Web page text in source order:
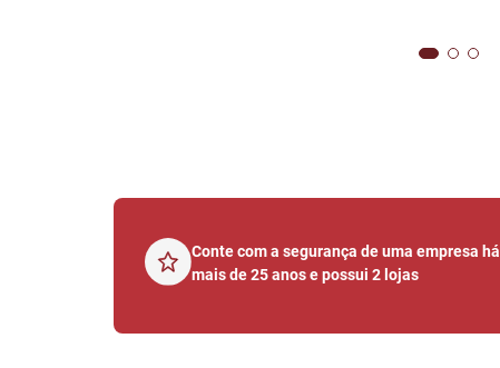
Conte com a segurança de uma empresa há
mais de 25 anos e possui 2 lojas